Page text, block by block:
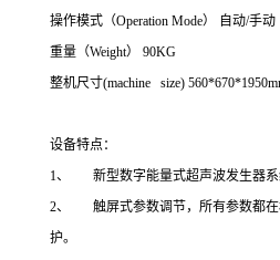
操作模式（Operation Mode） 自动/手动
重量（Weight） 90KG
整机尺寸(machine size)
设备特点：
1、 新型数字能量式超声波发生器系
2、 触屏式参数调节，所有参数都在
护。